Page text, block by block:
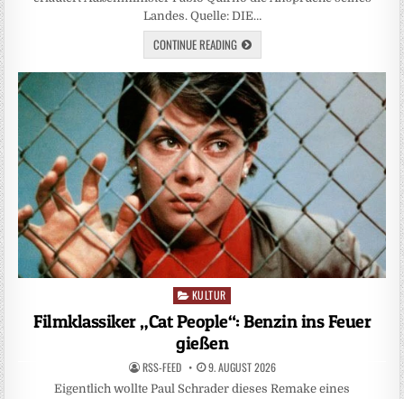
Landes. Quelle: DIE…
CONTINUE READING
Posted
in
KULTUR
Filmklassiker „Cat People“: Benzin ins Feuer
gießen
RSS-FEED 9. AUGUST 2026
Eigentlich wollte Paul Schrader dieses Remake eines